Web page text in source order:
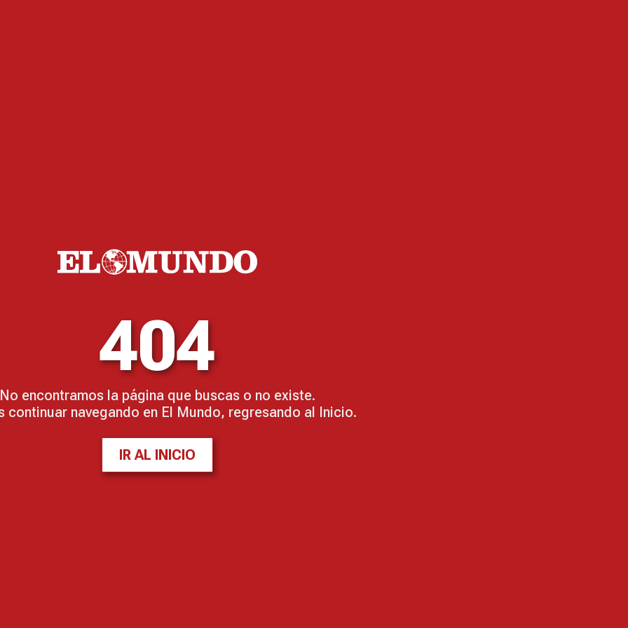
404
No encontramos la página que buscas o no existe.
continuar navegando en El Mundo, regresando al Inicio.
IR AL INICIO